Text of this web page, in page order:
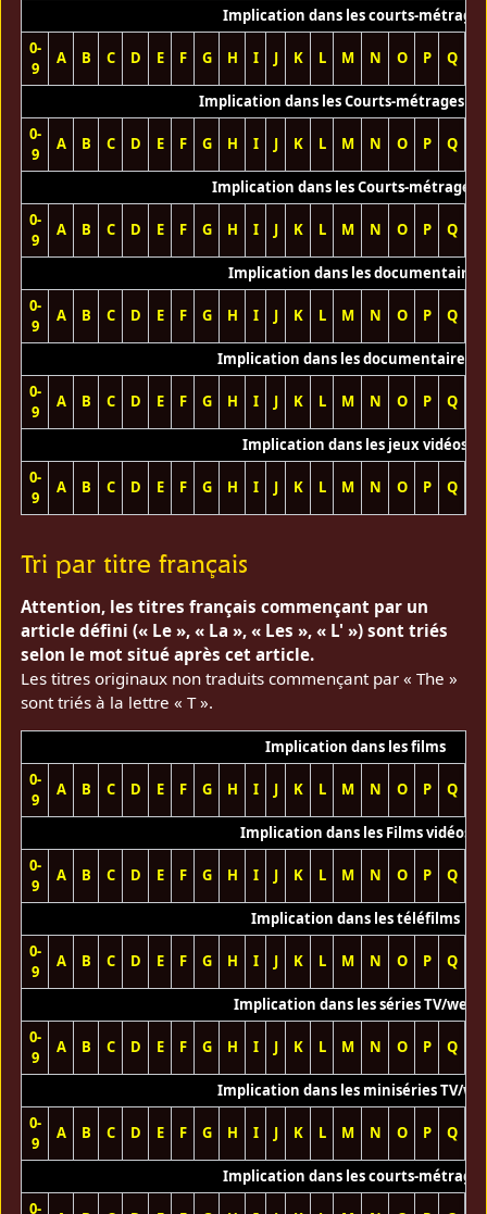
Implication dans les courts-métrages
0-
9
A B C D E F G H I J K L M N O P Q
Implication dans les Courts-métrages
0-
9
A B C D E F G H I J K L M N O P Q
Implication dans les Courts-métrages
0-
9
A B C D E F G H I J K L M N O P Q
Implication dans les documentaires
0-
9
A B C D E F G H I J K L M N O P Q
Implication dans les documentaires
0-
9
A B C D E F G H I J K L M N O P Q
Implication dans les jeux vidéos
0-
9
A B C D E F G H I J K L M N O P Q
Tri par titre français
Attention, les titres français commençant par un
article défini (« Le », « La », « Les », « L' ») sont triés
selon le mot situé après cet article.
Les titres originaux non traduits commençant par « The »
sont triés à la lettre « T ».
Implication dans les films
0-
9
A B C D E F G H I J K L M N O P Q
Implication dans les Films vidéos
0-
9
A B C D E F G H I J K L M N O P Q
Implication dans les téléfilms
0-
9
A B C D E F G H I J K L M N O P Q
Implication dans les séries TV/web
0-
9
A B C D E F G H I J K L M N O P Q
Implication dans les miniséries TV/
0-
9
A B C D E F G H I J K L M N O P Q
Implication dans les courts-métrages
0-